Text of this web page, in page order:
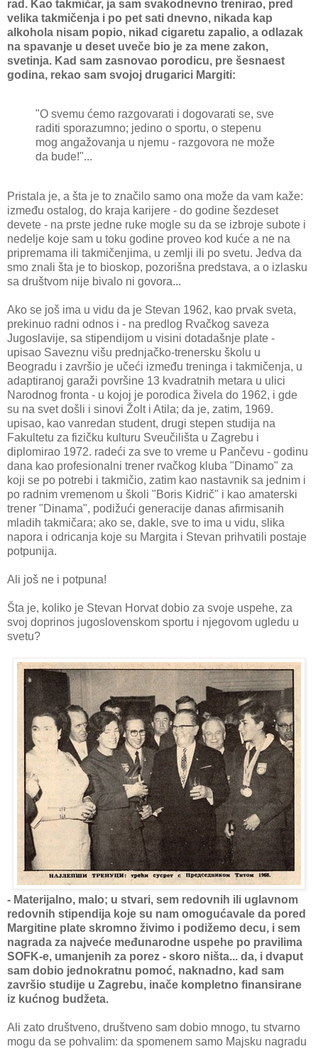
rad. Kao takmičar, ja sam svakodnevno trenirao, pred
velika takmičenja i po pet sati dnevno, nikada kap
alkohola nisam popio, nikad cigaretu zapalio, a odlazak
na spavanje u deset uveče bio je za mene zakon,
svetinja. Kad sam zasnovao porodicu, pre šesnaest
godina, rekao sam svojoj drugarici Margiti:
"O svemu ćemo razgovarati i dogovarati se, sve
raditi sporazumno; jedino o sportu, o stepenu
mog angažovanja u njemu - razgovora ne može
da bude!"...
Pristala je, a šta je to značilo samo ona može da vam kaže:
između ostalog, do kraja karijere - do godine šezdeset
devete - na prste jedne ruke mogle su da se izbroje subote i
nedelje koje sam u toku godine proveo kod kuće a ne na
pripremama ili takmičenjima, u zemlji ili po svetu. Jedva da
smo znali šta je to bioskop, pozorišna predstava, a o izlasku
sa društvom nije bivalo ni govora...
Ako se još ima u vidu da je Stevan 1962, kao prvak sveta,
prekinuo radni odnos i - na predlog Rvačkog saveza
Jugoslavije, sa stipendijom u visini dotadašnje plate -
upisao Saveznu višu prednjačko-trenersku školu u
Beogradu i završio je učeći između treninga i takmičenja, u
adaptiranoj garaži površine 13 kvadratnih metara u ulici
Narodnog fronta - u kojoj je porodica živela do 1962, i gde
su na svet došli i sinovi Žolt i Atila; da je, zatim, 1969.
upisao, kao vanredan student, drugi stepen studija na
Fakultetu za fizičku kulturu Sveučilišta u Zagrebu i
diplomirao 1972. radeći za sve to vreme u Pančevu - godinu
dana kao profesionalni trener rvačkog kluba "Dinamo" za
koji se po potrebi i takmičio, zatim kao nastavnik sa jednim i
po radnim vremenom u školi "Boris Kidrič" i kao amaterski
trener "Dinama", podižući generacije danas afirmisanih
mladih takmičara; ako se, dakle, sve to ima u vidu, slika
napora i odricanja koje su Margita i Stevan prihvatili postaje
potpunija.
Ali još ne i potpuna!
Šta je, koliko je Stevan Horvat dobio za svoje uspehe, za
svoj doprinos jugoslovenskom sportu i njegovom ugledu u
svetu?
- Materijalno, malo; u stvari, sem redovnih ili uglavnom
redovnih stipendija koje su nam omogućavale da pored
Margitine plate skromno živimo i podižemo decu, i sem
nagrada za najveće međunarodne uspehe po pravilima
SOFK-e, umanjenih za porez - skoro ništa... da, i dvaput
sam dobio jednokratnu pomoć, naknadno, kad sam
završio studije u Zagrebu, inače kompletno finansirane
iz kućnog budžeta.
Ali zato društveno, društveno sam dobio mnogo, tu stvarno
mogu da se pohvalim: da spomenem samo Majsku nagradu